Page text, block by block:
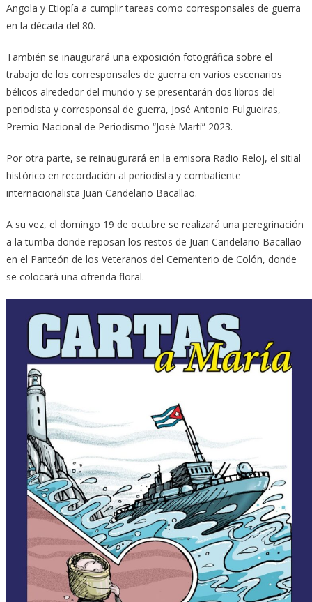
Angola y Etiopía a cumplir tareas como corresponsales de guerra
en la década del 80.
También se inaugurará una exposición fotográfica sobre el
trabajo de los corresponsales de guerra en varios escenarios
bélicos alrededor del mundo y se presentarán dos libros del
periodista y corresponsal de guerra, José Antonio Fulgueiras,
Premio Nacional de Periodismo “José Martí” 2023.
Por otra parte, se reinaugurará en la emisora Radio Reloj, el sitial
histórico en recordación al periodista y combatiente
internacionalista Juan Candelario Bacallao.
A su vez, el domingo 19 de octubre se realizará una peregrinación
a la tumba donde reposan los restos de Juan Candelario Bacallao
en el Panteón de los Veteranos del Cementerio de Colón, donde
se colocará una ofrenda floral.